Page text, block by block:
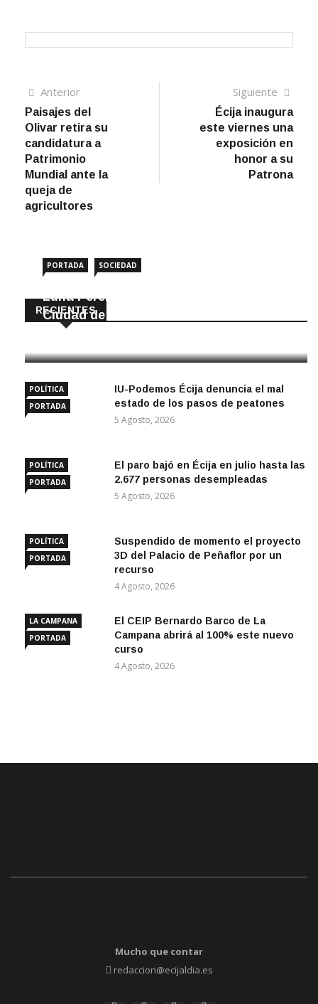
Navegación
de
entradas
AnteriorArtículo
anterior
Paisajes del
Olivar retira su
candidatura a
Patrimonio
Mundial ante la
queja de
agricultores
Siguiente
Écija inaugura
este viernes una
exposición en
honor a su
Patrona
RECIENTES
PORTADA SOCIEDAD
Luna Pérez Flores viste de Feria a la
Ciudad de las Torres
POLÍTICA
PORTADA
IU-Podemos Écija denuncia el mal
estado de los pasos de peatones
5 Agosto, 2026
POLÍTICA
PORTADA
El paro bajó en Écija en julio hasta las
2.677 personas desempleadas
5 Agosto, 2026
POLÍTICA
PORTADA
Suspendido de momento el proyecto
3D del Palacio de Peñaflor por un
recurso
4 Agosto, 2026
LA CAMPANA
PORTADA
El CEIP Bernardo Barco de La
Campana abrirá al 100% este nuevo
curso
4 Agosto, 2026
Mucho que contar
redaccion@ecijaldia.es